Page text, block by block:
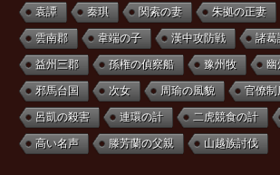
袁譚 秦琪 関索の妻 朱拠の正妻
雲南郡 韋端の子 漢中攻防戦 諸葛
益州三郡 孫権の偵察船 豫州牧 幽
邪馬台国 次女 周瑜の風貌 官僚制
呂凱の殺害 連環の計 二虎競食の計
高い名声 滕芳蘭の父親 山越族討伐